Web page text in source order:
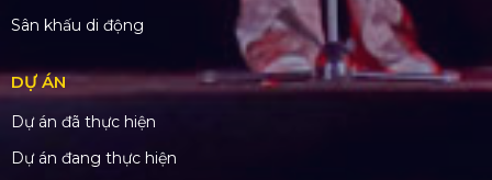
Sân khấu di động
DỰ ÁN
Dự án đã thực hiện
Dự án đang thực hiện